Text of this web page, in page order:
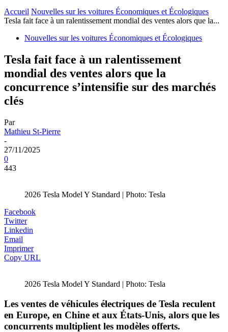
Accueil Nouvelles sur les voitures Économiques et Écologiques
Tesla fait face à un ralentissement mondial des ventes alors que la...
Nouvelles sur les voitures Économiques et Écologiques
Tesla fait face à un ralentissement
mondial des ventes alors que la
concurrence s’intensifie sur des marchés
clés
Par
Mathieu St-Pierre
-
27/11/2025
0
443
2026 Tesla Model Y Standard | Photo: Tesla
Facebook
Twitter
Linkedin
Email
Imprimer
Copy URL
2026 Tesla Model Y Standard | Photo: Tesla
Les ventes de véhicules électriques de Tesla reculent
en Europe, en Chine et aux États-Unis, alors que les
concurrents multiplient les modèles offerts.